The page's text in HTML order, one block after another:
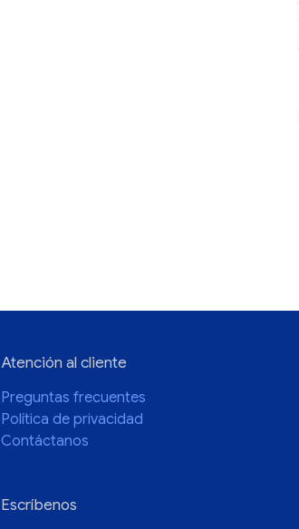
Atención al cliente
Preguntas frecuentes
Política de privacidad
Contáctanos
Escríbenos